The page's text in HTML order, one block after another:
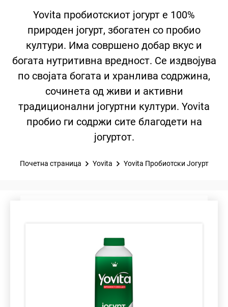
Yovita пробиотскиот јогурт е 100%
природен јогурт, збогатен со пробио
култури. Има совршено добар вкус и
богата нутритивна вредност. Се издвојува
по својата богата и хранлива содржина,
сочинета од живи и активни
традиционални јогуртни култури. Yovita
пробио ги содржи сите благодети на
јогуртот.
Почетна страница Yovita Yovita Пробиотски Јогурт